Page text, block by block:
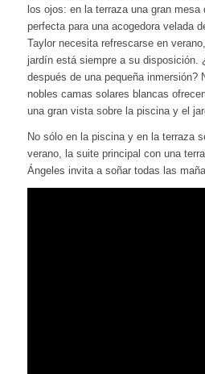
los ojos: en la terraza una gran
perfecta para una acogedora velada
Taylor necesita refrescarse en
jardín está siempre a su disposición.
después de una pequeña inmersión?
nobles camas solares blancas
una gran vista sobre la piscina y el
No sólo en la piscina y en la terraza
verano, la suite principal con una
Ángeles invita a soñar todas las